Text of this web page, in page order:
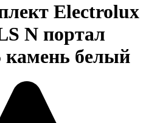
Electrolux
N портал
камень белый